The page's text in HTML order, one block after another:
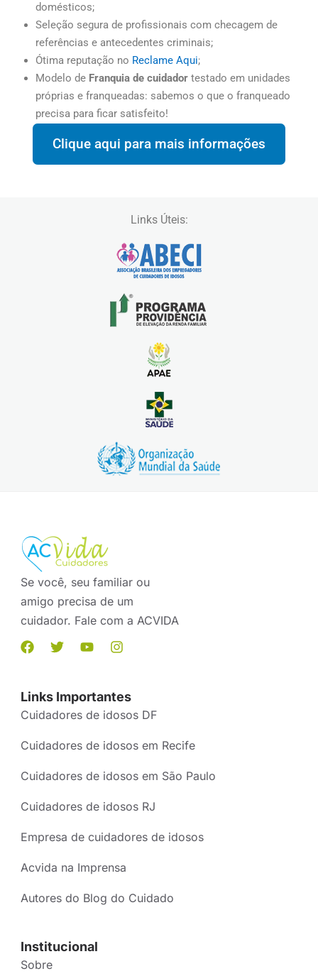
domésticos;
Seleção segura de profissionais com checagem de
referências e antecedentes criminais;
Ótima reputação no Reclame Aqui;
Modelo de Franquia de cuidador testado em unidades
próprias e franqueadas: sabemos o que o franqueado
precisa para ficar satisfeito!
Clique aqui para mais informações
Links Úteis:
Se você, seu familiar ou
amigo precisa de um
cuidador. Fale com a ACVIDA
Links Importantes
Cuidadores de idosos DF
Cuidadores de idosos em Recife
Cuidadores de idosos em São Paulo
Cuidadores de idosos RJ
Empresa de cuidadores de idosos
Acvida na Imprensa
Autores do Blog do Cuidado
Institucional
Sobre